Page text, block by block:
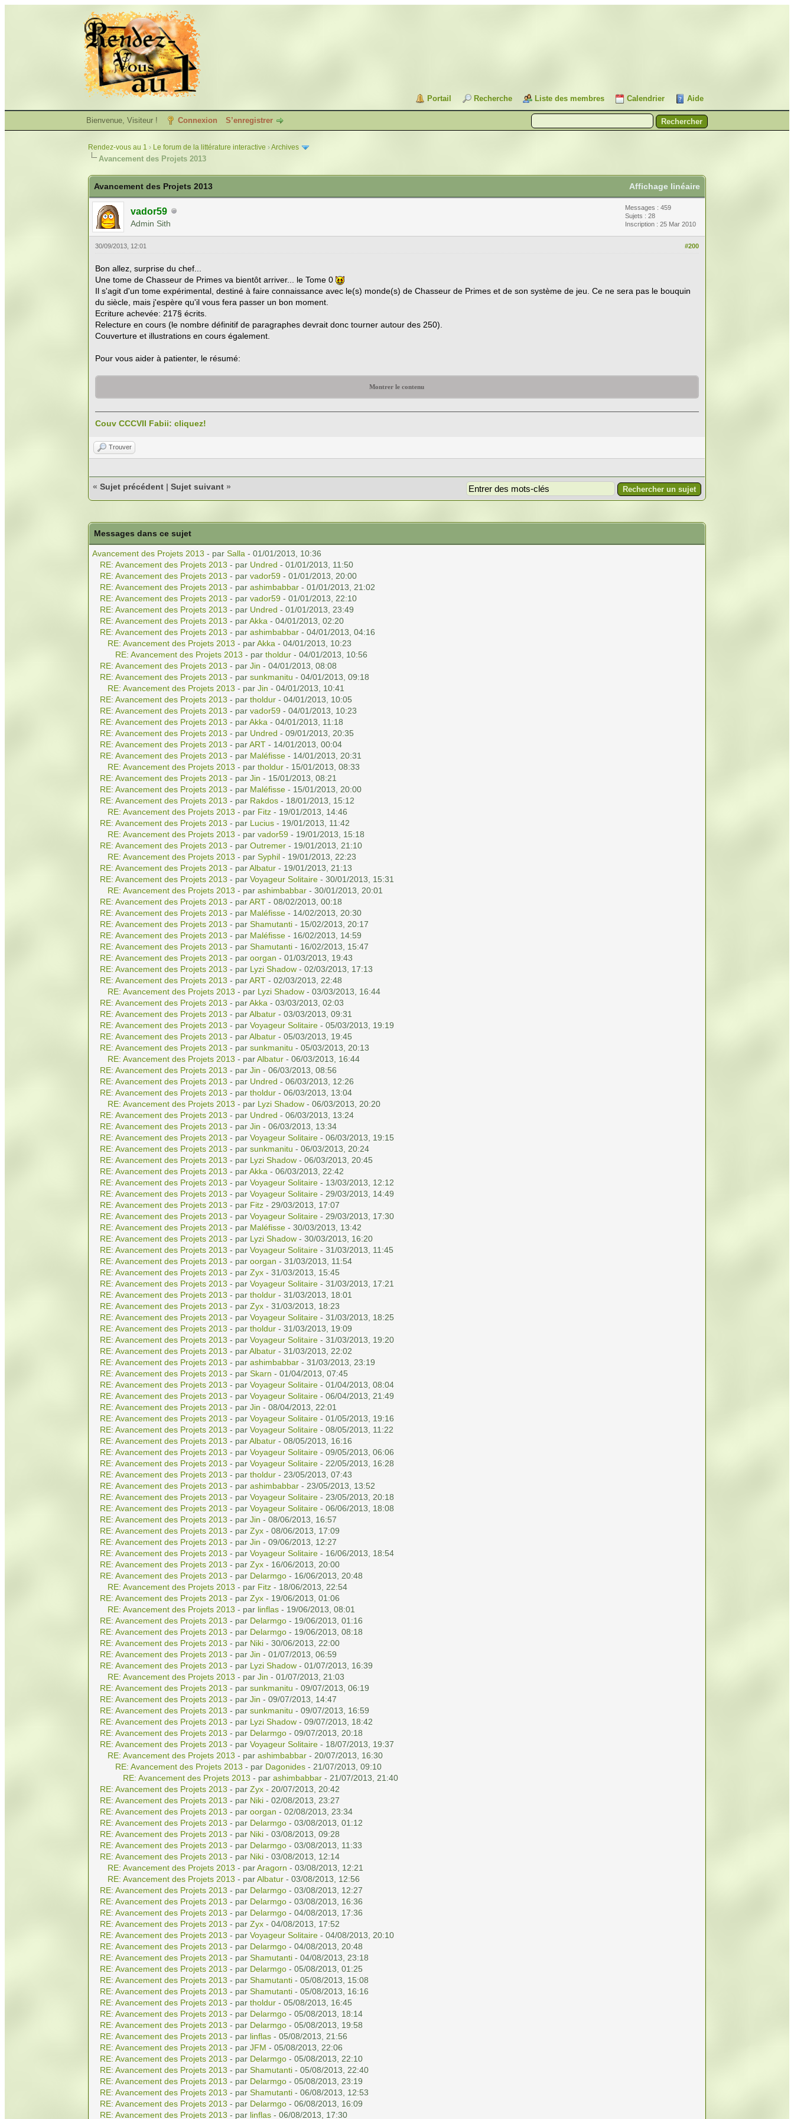
Portail Recherche Liste des membres Calendrier Aide
Bienvenue, Visiteur ! Connexion S’enregistrer
Rendez-vous au 1 › Le forum de la littérature interactive ›Archives
Avancement des Projets 2013
Affichage linéaire
Avancement des Projets 2013
vador59
Admin Sith
Messages : 459
Sujets : 28
Inscription : 25 Mar 2010
#200
30/09/2013, 12:01
Bon allez, surprise du chef...
Une tome de Chasseur de Primes va bientôt arriver... le Tome 0
Il s'agit d'un tome expérimental, destiné à faire connaissance avec le(s) monde(s) de Chasseur de Primes et de son système de jeu. Ce ne sera pas le bouquin
du siècle, mais j'espère qu'il vous fera passer un bon moment.
Ecriture achevée: 217§ écrits.
Relecture en cours (le nombre définitif de paragraphes devrait donc tourner autour des 250).
Couverture et illustrations en cours également.
Pour vous aider à patienter, le résumé:
Montrer le contenu
Couv CCCVII Fabii: cliquez!
Trouver
« Sujet précédent| Sujet suivant»
Messages dans ce sujet
Avancement des Projets 2013 - par Salla - 01/01/2013, 10:36
RE: Avancement des Projets 2013 - par Undred - 01/01/2013, 11:50
RE: Avancement des Projets 2013 - par vador59- 01/01/2013, 20:00
RE: Avancement des Projets 2013 - par ashimbabbar- 01/01/2013, 21:02
RE: Avancement des Projets 2013 - par vador59- 01/01/2013, 22:10
RE: Avancement des Projets 2013 - par Undred - 01/01/2013, 23:49
RE: Avancement des Projets 2013 - parAkka - 04/01/2013, 02:20
RE: Avancement des Projets 2013 - par ashimbabbar- 04/01/2013, 04:16
RE: Avancement des Projets 2013 - parAkka - 04/01/2013, 10:23
RE: Avancement des Projets 2013 - par tholdur- 04/01/2013, 10:56
RE: Avancement des Projets 2013 - par Jin - 04/01/2013, 08:08
RE: Avancement des Projets 2013 - par sunkmanitu - 04/01/2013, 09:18
RE: Avancement des Projets 2013 - par Jin - 04/01/2013, 10:41
RE: Avancement des Projets 2013 - par tholdur- 04/01/2013, 10:05
RE: Avancement des Projets 2013 - par vador59- 04/01/2013, 10:23
RE: Avancement des Projets 2013 - parAkka - 04/01/2013, 11:18
RE: Avancement des Projets 2013 - par Undred - 09/01/2013, 20:35
RE: Avancement des Projets 2013 - parART- 14/01/2013, 00:04
RE: Avancement des Projets 2013 - par Maléfisse- 14/01/2013, 20:31
RE: Avancement des Projets 2013 - par tholdur- 15/01/2013, 08:33
RE: Avancement des Projets 2013 - par Jin - 15/01/2013, 08:21
RE: Avancement des Projets 2013 - par Maléfisse- 15/01/2013, 20:00
RE: Avancement des Projets 2013 - par Rakdos- 18/01/2013, 15:12
RE: Avancement des Projets 2013 - par Fitz- 19/01/2013, 14:46
RE: Avancement des Projets 2013 - par Lucius- 19/01/2013, 11:42
RE: Avancement des Projets 2013 - par vador59- 19/01/2013, 15:18
RE: Avancement des Projets 2013 - par Outremer- 19/01/2013, 21:10
RE: Avancement des Projets 2013 - par Syphil- 19/01/2013, 22:23
RE: Avancement des Projets 2013 - parAlbatur- 19/01/2013, 21:13
RE: Avancement des Projets 2013 - par Voyageur Solitaire- 30/01/2013, 15:31
RE: Avancement des Projets 2013 - par ashimbabbar- 30/01/2013, 20:01
RE: Avancement des Projets 2013 - parART- 08/02/2013, 00:18
RE: Avancement des Projets 2013 - par Maléfisse- 14/02/2013, 20:30
RE: Avancement des Projets 2013 - par Shamutanti- 15/02/2013, 20:17
RE: Avancement des Projets 2013 - par Maléfisse- 16/02/2013, 14:59
RE: Avancement des Projets 2013 - par Shamutanti- 16/02/2013, 15:47
RE: Avancement des Projets 2013 - par oorgan - 01/03/2013, 19:43
RE: Avancement des Projets 2013 - par Lyzi Shadow- 02/03/2013, 17:13
RE: Avancement des Projets 2013 - parART- 02/03/2013, 22:48
RE: Avancement des Projets 2013 - par Lyzi Shadow- 03/03/2013, 16:44
RE: Avancement des Projets 2013 - parAkka - 03/03/2013, 02:03
RE: Avancement des Projets 2013 - parAlbatur- 03/03/2013, 09:31
RE: Avancement des Projets 2013 - par Voyageur Solitaire- 05/03/2013, 19:19
RE: Avancement des Projets 2013 - parAlbatur- 05/03/2013, 19:45
RE: Avancement des Projets 2013 - par sunkmanitu - 05/03/2013, 20:13
RE: Avancement des Projets 2013 - parAlbatur- 06/03/2013, 16:44
RE: Avancement des Projets 2013 - par Jin - 06/03/2013, 08:56
RE: Avancement des Projets 2013 - par Undred - 06/03/2013, 12:26
RE: Avancement des Projets 2013 - par tholdur- 06/03/2013, 13:04
RE: Avancement des Projets 2013 - par Lyzi Shadow- 06/03/2013, 20:20
RE: Avancement des Projets 2013 - par Undred - 06/03/2013, 13:24
RE: Avancement des Projets 2013 - par Jin - 06/03/2013, 13:34
RE: Avancement des Projets 2013 - par Voyageur Solitaire- 06/03/2013, 19:15
RE: Avancement des Projets 2013 - par sunkmanitu - 06/03/2013, 20:24
RE: Avancement des Projets 2013 - par Lyzi Shadow- 06/03/2013, 20:45
RE: Avancement des Projets 2013 - parAkka - 06/03/2013, 22:42
RE: Avancement des Projets 2013 - par Voyageur Solitaire- 13/03/2013, 12:12
RE: Avancement des Projets 2013 - par Voyageur Solitaire- 29/03/2013, 14:49
RE: Avancement des Projets 2013 - par Fitz- 29/03/2013, 17:07
RE: Avancement des Projets 2013 - par Voyageur Solitaire- 29/03/2013, 17:30
RE: Avancement des Projets 2013 - par Maléfisse- 30/03/2013, 13:42
RE: Avancement des Projets 2013 - par Lyzi Shadow- 30/03/2013, 16:20
RE: Avancement des Projets 2013 - par Voyageur Solitaire- 31/03/2013, 11:45
RE: Avancement des Projets 2013 - par oorgan - 31/03/2013, 11:54
RE: Avancement des Projets 2013 - par Zyx- 31/03/2013, 15:45
RE: Avancement des Projets 2013 - par Voyageur Solitaire- 31/03/2013, 17:21
RE: Avancement des Projets 2013 - par tholdur- 31/03/2013, 18:01
RE: Avancement des Projets 2013 - par Zyx- 31/03/2013, 18:23
RE: Avancement des Projets 2013 - par Voyageur Solitaire- 31/03/2013, 18:25
RE: Avancement des Projets 2013 - par tholdur- 31/03/2013, 19:09
RE: Avancement des Projets 2013 - par Voyageur Solitaire- 31/03/2013, 19:20
RE: Avancement des Projets 2013 - parAlbatur- 31/03/2013, 22:02
RE: Avancement des Projets 2013 - par ashimbabbar- 31/03/2013, 23:19
RE: Avancement des Projets 2013 - par Skarn - 01/04/2013, 07:45
RE: Avancement des Projets 2013 - par Voyageur Solitaire- 01/04/2013, 08:04
RE: Avancement des Projets 2013 - par Voyageur Solitaire- 06/04/2013, 21:49
RE: Avancement des Projets 2013 - par Jin - 08/04/2013, 22:01
RE: Avancement des Projets 2013 - par Voyageur Solitaire- 01/05/2013, 19:16
RE: Avancement des Projets 2013 - par Voyageur Solitaire- 08/05/2013, 11:22
RE: Avancement des Projets 2013 - parAlbatur- 08/05/2013, 16:16
RE: Avancement des Projets 2013 - par Voyageur Solitaire- 09/05/2013, 06:06
RE: Avancement des Projets 2013 - par Voyageur Solitaire- 22/05/2013, 16:28
RE: Avancement des Projets 2013 - par tholdur- 23/05/2013, 07:43
RE: Avancement des Projets 2013 - par ashimbabbar- 23/05/2013, 13:52
RE: Avancement des Projets 2013 - par Voyageur Solitaire- 23/05/2013, 20:18
RE: Avancement des Projets 2013 - par Voyageur Solitaire- 06/06/2013, 18:08
RE: Avancement des Projets 2013 - par Jin - 08/06/2013, 16:57
RE: Avancement des Projets 2013 - par Zyx- 08/06/2013, 17:09
RE: Avancement des Projets 2013 - par Jin - 09/06/2013, 12:27
RE: Avancement des Projets 2013 - par Voyageur Solitaire- 16/06/2013, 18:54
RE: Avancement des Projets 2013 - par Zyx- 16/06/2013, 20:00
RE: Avancement des Projets 2013 - par Delarmgo- 16/06/2013, 20:48
RE: Avancement des Projets 2013 - par Fitz- 18/06/2013, 22:54
RE: Avancement des Projets 2013 - par Zyx- 19/06/2013, 01:06
RE: Avancement des Projets 2013 - par linflas- 19/06/2013, 08:01
RE: Avancement des Projets 2013 - par Delarmgo- 19/06/2013, 01:16
RE: Avancement des Projets 2013 - par Delarmgo- 19/06/2013, 08:18
RE: Avancement des Projets 2013 - par Niki- 30/06/2013, 22:00
RE: Avancement des Projets 2013 - par Jin - 01/07/2013, 06:59
RE: Avancement des Projets 2013 - par Lyzi Shadow- 01/07/2013, 16:39
RE: Avancement des Projets 2013 - par Jin - 01/07/2013, 21:03
RE: Avancement des Projets 2013 - par sunkmanitu - 09/07/2013, 06:19
RE: Avancement des Projets 2013 - par Jin - 09/07/2013, 14:47
RE: Avancement des Projets 2013 - par sunkmanitu - 09/07/2013, 16:59
RE: Avancement des Projets 2013 - par Lyzi Shadow- 09/07/2013, 18:42
RE: Avancement des Projets 2013 - par Delarmgo- 09/07/2013, 20:18
RE: Avancement des Projets 2013 - par Voyageur Solitaire- 18/07/2013, 19:37
RE: Avancement des Projets 2013 - par ashimbabbar- 20/07/2013, 16:30
RE: Avancement des Projets 2013 - par Dagonides- 21/07/2013, 09:10
RE: Avancement des Projets 2013 - par ashimbabbar- 21/07/2013, 21:40
RE: Avancement des Projets 2013 - par Zyx- 20/07/2013, 20:42
RE: Avancement des Projets 2013 - par Niki- 02/08/2013, 23:27
RE: Avancement des Projets 2013 - par oorgan - 02/08/2013, 23:34
RE: Avancement des Projets 2013 - par Delarmgo- 03/08/2013, 01:12
RE: Avancement des Projets 2013 - par Niki- 03/08/2013, 09:28
RE: Avancement des Projets 2013 - par Delarmgo- 03/08/2013, 11:33
RE: Avancement des Projets 2013 - par Niki- 03/08/2013, 12:14
RE: Avancement des Projets 2013 - parAragorn - 03/08/2013, 12:21
RE: Avancement des Projets 2013 - parAlbatur- 03/08/2013, 12:56
RE: Avancement des Projets 2013 - par Delarmgo- 03/08/2013, 12:27
RE: Avancement des Projets 2013 - par Delarmgo- 03/08/2013, 16:36
RE: Avancement des Projets 2013 - par Delarmgo- 04/08/2013, 17:36
RE: Avancement des Projets 2013 - par Zyx- 04/08/2013, 17:52
RE: Avancement des Projets 2013 - par Voyageur Solitaire- 04/08/2013, 20:10
RE: Avancement des Projets 2013 - par Delarmgo- 04/08/2013, 20:48
RE: Avancement des Projets 2013 - par Shamutanti- 04/08/2013, 23:18
RE: Avancement des Projets 2013 - par Delarmgo- 05/08/2013, 01:25
RE: Avancement des Projets 2013 - par Shamutanti- 05/08/2013, 15:08
RE: Avancement des Projets 2013 - par Shamutanti- 05/08/2013, 16:16
RE: Avancement des Projets 2013 - par tholdur- 05/08/2013, 16:45
RE: Avancement des Projets 2013 - par Delarmgo- 05/08/2013, 18:14
RE: Avancement des Projets 2013 - par Delarmgo- 05/08/2013, 19:58
RE: Avancement des Projets 2013 - par linflas- 05/08/2013, 21:56
RE: Avancement des Projets 2013 - par JFM - 05/08/2013, 22:06
RE: Avancement des Projets 2013 - par Delarmgo- 05/08/2013, 22:10
RE: Avancement des Projets 2013 - par Shamutanti- 05/08/2013, 22:40
RE: Avancement des Projets 2013 - par Delarmgo- 05/08/2013, 23:19
RE: Avancement des Projets 2013 - par Shamutanti- 06/08/2013, 12:53
RE: Avancement des Projets 2013 - par Delarmgo- 06/08/2013, 16:09
RE: Avancement des Projets 2013 - par linflas- 06/08/2013, 17:30